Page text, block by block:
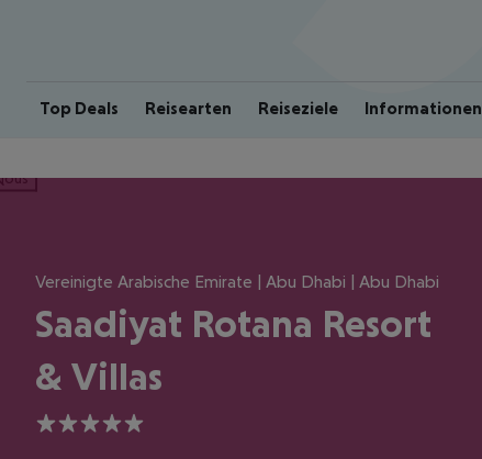
Top Deals Reisearten Reiseziele Informationen
Vereinigte Arabische Emirate | Abu Dhabi | Abu Dhabi
Saadiyat Rotana Resort
& Villas
5